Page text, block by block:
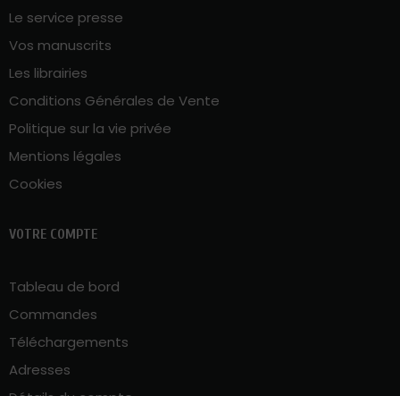
Le service presse
Vos manuscrits
Les librairies
Conditions Générales de Vente
Politique sur la vie privée
Mentions légales
Cookies
VOTRE COMPTE
Tableau de bord
Commandes
Téléchargements
Adresses